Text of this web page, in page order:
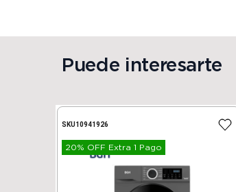
Puede interesarte
SKU10941926
20% OFF Extra 1 Pago